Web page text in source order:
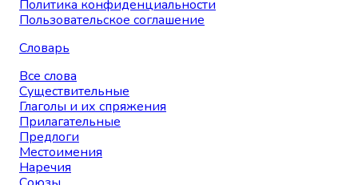
Политика конфиденциальности
Пользовательское соглашение
Словарь
Все слова
Существительные
Глаголы и их спряжения
Прилагательные
Предлоги
Местоимения
Наречия